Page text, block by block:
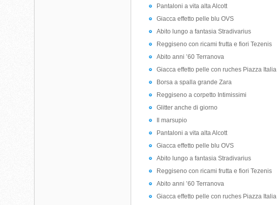
Pantaloni a vita alta Alcott
Giacca effetto pelle blu OVS
Abito lungo a fantasia Stradivarius
Reggiseno con ricami frutta e fiori Tezenis
Abito anni ’60 Terranova
Giacca effetto pelle con ruches Piazza Italia
Borsa a spalla grande Zara
Reggiseno a corpetto Intimissimi
Glitter anche di giorno
Il marsupio
Pantaloni a vita alta Alcott
Giacca effetto pelle blu OVS
Abito lungo a fantasia Stradivarius
Reggiseno con ricami frutta e fiori Tezenis
Abito anni ’60 Terranova
Giacca effetto pelle con ruches Piazza Italia